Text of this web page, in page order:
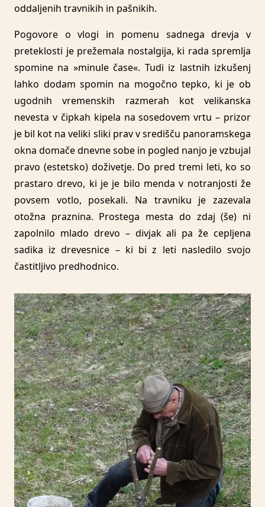
oddaljenih travnikih in pašnikih.
Pogovore o vlogi in pomenu sadnega drevja v
preteklosti je prežemala nostalgija, ki rada spremlja
spomine na »minule čase«. Tudi iz lastnih izkušenj
lahko dodam spomin na mogočno tepko, ki je ob
ugodnih vremenskih razmerah kot velikanska
nevesta v čipkah kipela na sosedovem vrtu – prizor
je bil kot na veliki sliki prav v središču panoramskega
okna domače dnevne sobe in pogled nanjo je vzbujal
pravo (estetsko) doživetje. Do pred tremi leti, ko so
prastaro drevo, ki je je bilo menda v notranjosti že
povsem votlo, posekali. Na travniku je zazevala
otožna praznina. Prostega mesta do zdaj (še) ni
zapolnilo mlado drevo – divjak ali pa že cepljena
sadika iz drevesnice – ki bi z leti nasledilo svojo
častitljivo predhodnico.